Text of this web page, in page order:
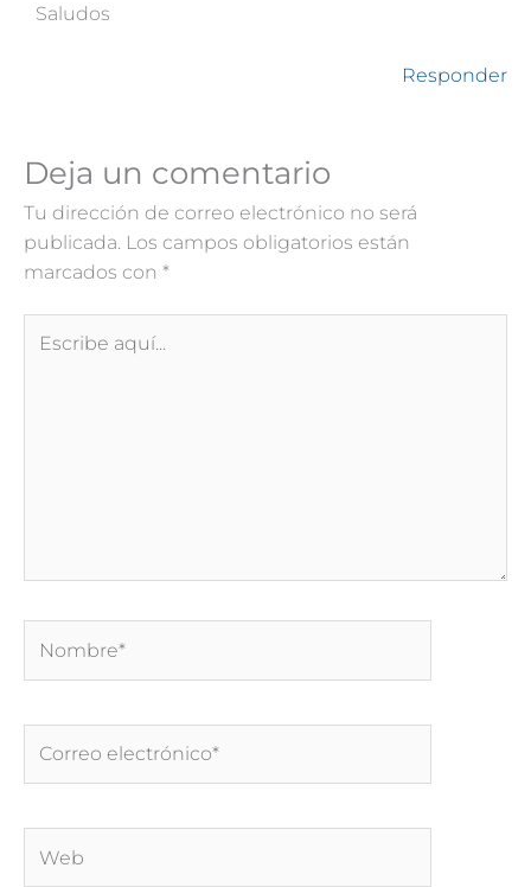
Saludos
Responder
Deja un comentario
Tu dirección de correo electrónico no será
publicada. Los campos obligatorios están
marcados con *
aquí...
electrónico*